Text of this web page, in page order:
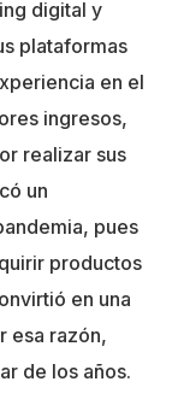
digital y
plataformas
en el
ingresos,
realizar sus
un
pues
productos
en una
esa razón,
de los años.